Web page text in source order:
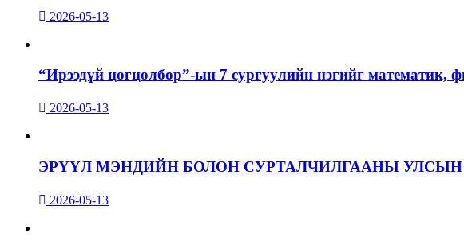
2026-05-13
“Ирээдүй цогцолбор”-ын 7 сургуулийн нэгийг математик,
2026-05-13
ЭРҮҮЛ МЭНДИЙН БОЛОН СУРТАЛЧИЛГААНЫ
2026-05-13